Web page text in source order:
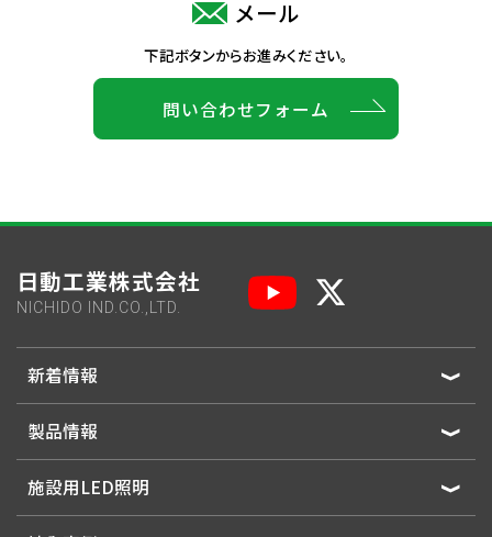
メール
下記ボタンからお進みください。
問い合わせフォーム
日動工業株式会社
NICHIDO IND.CO.,LTD.
新着情報
製品情報
施設用LED照明